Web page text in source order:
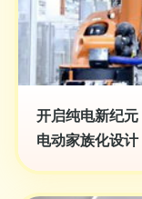
开启纯电新纪
电动家族化设计